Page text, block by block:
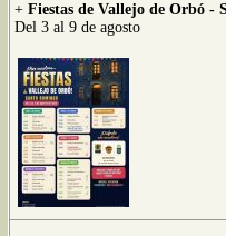
+ Fiestas de Vallejo de Orbó -
Del 3 al 9 de agosto